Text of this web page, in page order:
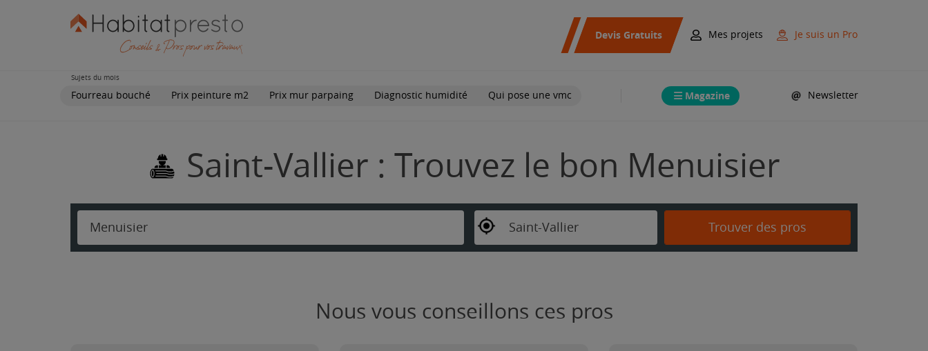
Devis Gratuits Mes projets Je suis un Pro
Sujets du mois
Fourreau bouché Prix peinture m2 Prix mur parpaing Diagnostic humidité Qui pose une vmc Magazine Newsletter
Saint-Vallier : Trouvez le bon Menuisier
Menuisier Saint-Vallier Trouver des pros
Nous vous conseillons ces pros